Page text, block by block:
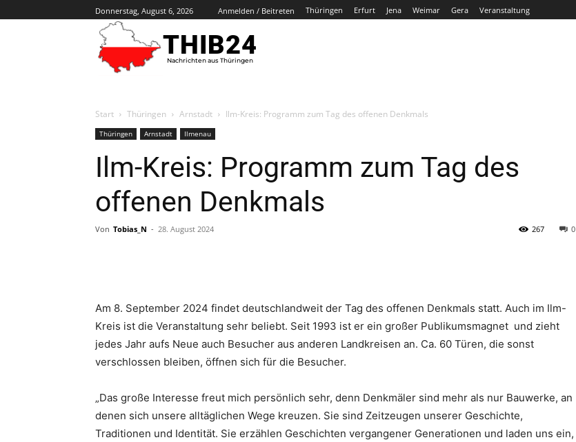
Donnerstag, August 6, 2026 Anmelden / Beitreten Thüringen Erfurt Jena Weimar Gera Veranstaltung
THIB24
Nachrichten aus Thüringen
Start Thüringen Arnstadt Ilm-Kreis: Programm zum Tag des offenen Denkmals
Thüringen Arnstadt Ilmenau
Ilm-Kreis: Programm zum Tag des
offenen Denkmals
Von Tobias_N - 28. August 2024 0
267
Am 8. September 2024 findet deutschlandweit der Tag des offenen Denkmals statt. Auch im Ilm-
Kreis ist die Veranstaltung sehr beliebt. Seit 1993 ist er ein großer Publikumsmagnet und zieht
jedes Jahr aufs Neue auch Besucher aus anderen Landkreisen an. Ca. 60 Türen, die sonst
verschlossen bleiben, öffnen sich für die Besucher.
„Das große Interesse freut mich persönlich sehr, denn Denkmäler sind mehr als nur Bauwerke, an
denen sich unsere alltäglichen Wege kreuzen. Sie sind Zeitzeugen unserer Geschichte,
Traditionen und Identität. Sie erzählen Geschichten vergangener Generationen und laden uns ein,